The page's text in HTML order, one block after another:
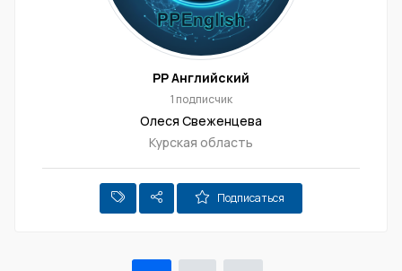
PP Английский
1 подписчик
Олеся Свеженцева
Курская область
Подписаться